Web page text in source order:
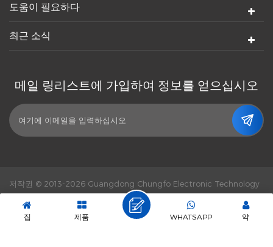
도움이 필요하다
최근 소식
메일 링리스트에 가입하여 정보를 얻으십시오
저작권 © 2013-2026 Guangdong Chungfo Electronic Technology
dyyseo.com
Sitemap. XML | 개인 정보 정책 |IPv6 네트워크 지원
집 제품 약
WHATSAPP